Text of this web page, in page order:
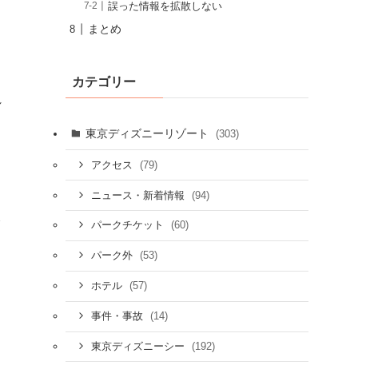
誤った情報を拡散しない
まとめ
カテゴリー
東京ディズニーリゾート (303)
アクセス (79)
ニュース・新着情報 (94)
パークチケット (60)
パーク外 (53)
ホテル (57)
事件・事故 (14)
東京ディズニーシー (192)